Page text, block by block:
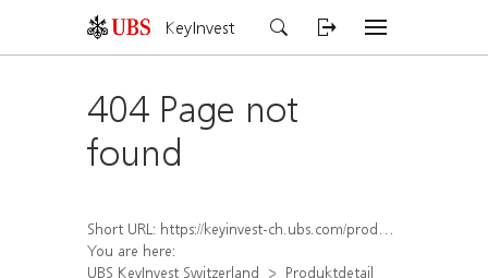
KeyInvest
404 Page not
found
Short URL: https://keyinvest-ch.ubs.com/produkt/detail/index/isin/CH1572296338
You are here:
UBS KeyInvest Switzerland
Produktdetail